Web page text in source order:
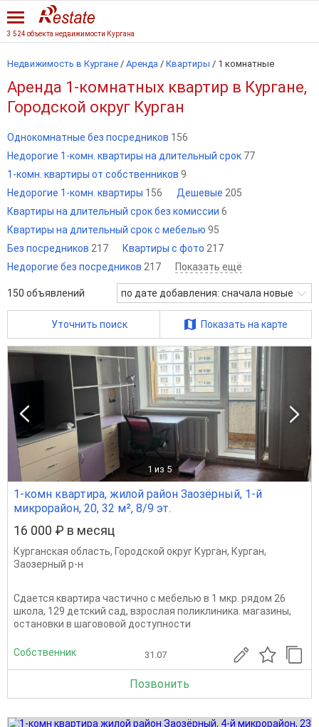
3 524 объекта недвижимости Кургана
Недвижимость в Кургане / Аренда / Квартиры / 1 комнатные
Аренда 1-комнатных квартир в Кургане,
Городской округ Курган
Однокомнатные без посредников 156
Недорогие 1-комн. квартиры на длительный срок 77
1-комн. квартиры от собственников 9
Недорогие 1-комн. квартиры 156 Дешевые 205
Квартиры на длительный срок без комиссии 6
Квартиры на длительный срок с мебелью 95
Без посредников 217 Квартиры с фото 217
Недорогие без посредников 217 Показать ещё
150 объявлений по дате добавления: сначала новые
Уточнить поиск Показать на карте
1 из 5
1-комн квартира, жилой район Заозёрный, 1-й
микрорайон, 20, 32 м², 8/9 эт.
16 000 ₽ в месяц
Курганская область, Городской округ Курган, Курган,
Заозерный р-н
Сдается квартира частично с мебелью в 1 мкр. рядом 26
школа, 129 детский сад, взрослая поликлиника. магазины,
остановки в шагововой доступности
Собственник 31.07
Позвонить